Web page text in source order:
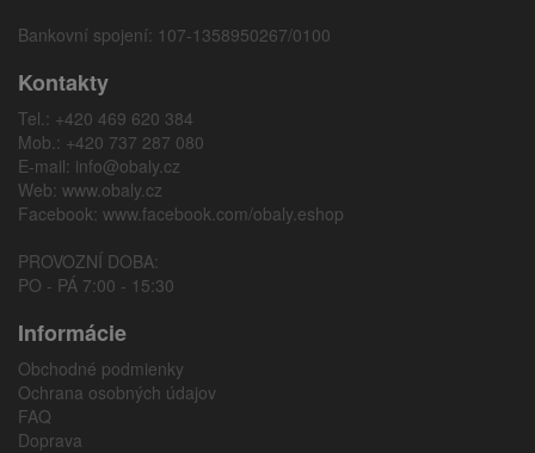
Bankovní spojení: 107-1358950267/0100
Kontakty
Tel.: +420 469 620 384
Mob.: +420 737 287 080
E-mail: info@obaly.cz
Web: www.obaly.cz
Facebook: www.facebook.com/obaly.eshop
PROVOZNÍ DOBA:
PO - PÁ 7:00 - 15:30
Informácie
Obchodné podmienky
Ochrana osobných údajov
FAQ
Doprava